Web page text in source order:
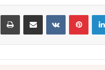
لينكدإنبينتيريست مشاركة عبر البريد